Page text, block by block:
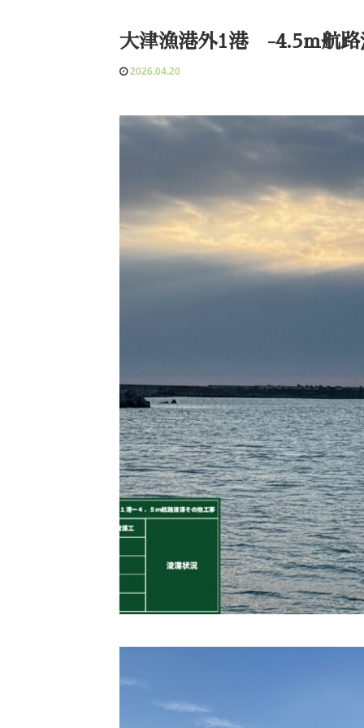
大津漁港外1港 -4.5m航路
2026.04.20